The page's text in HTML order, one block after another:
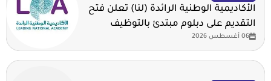
الأكاديمية الوطنية الرائدة (لنا) تعلن فتح
التقديم على دبلوم مبتدئ بالتوظيف
06 أغسطس 2026